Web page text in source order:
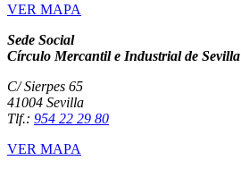
VER MAPA
Sede Social
Círculo Mercantil e Industrial de Sevilla
C/ Sierpes 65
41004 Sevilla
Tlf.: 954 22 29 80
VER MAPA